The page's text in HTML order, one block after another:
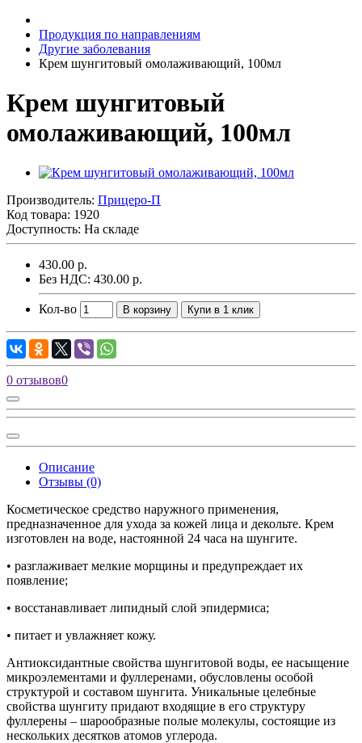
Продукция по направлениям
Другие заболевания
Крем шунгитовый омолаживающий, 100мл
Крем шунгитовый
омолаживающий, 100мл
Производитель: Прицеро-П
Код товара: 1920
Доступность: На складе
430.00 р.
Без НДС: 430.00 р.
Кол-во В корзину Купи в 1 клик
0 отзывов0
Описание
Отзывы (0)
Косметическое средство наружного применения,
предназначенное для ухода за кожей лица и декольте. Крем
изготовлен на воде, настоянной 24 часа на шунгите.
• разглаживает мелкие морщины и предупреждает их
появление;
• восстанавливает липидный слой эпидермиса;
• питает и увлажняет кожу.
Антиоксидантные свойства шунгитовой воды, ее насыщение
микроэлементами и фуллеренами, обусловлены особой
структурой и составом шунгита. Уникальные целебные
свойства шунгиту придают входящие в его структуру
фуллерены – шарообразные полые молекулы, состоящие из
нескольких десятков атомов углерода.